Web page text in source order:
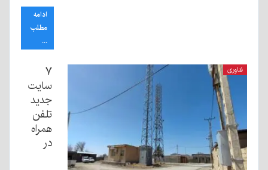
ادامه
مطلب
...
فناوری
۷
سایت
جدید
تلفن
همراه
در